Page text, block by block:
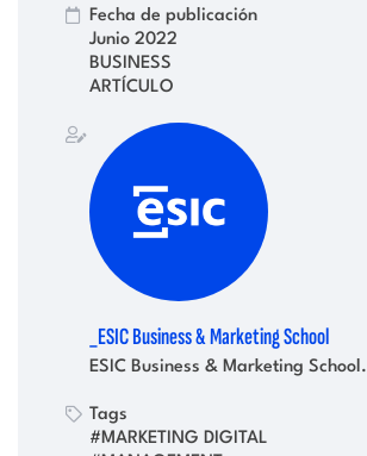
Fecha de publicación
Junio 2022
BUSINESS
ARTÍCULO
_ESIC Business & Marketing School
ESIC Business & Marketing School.
Tags
#MARKETING DIGITAL